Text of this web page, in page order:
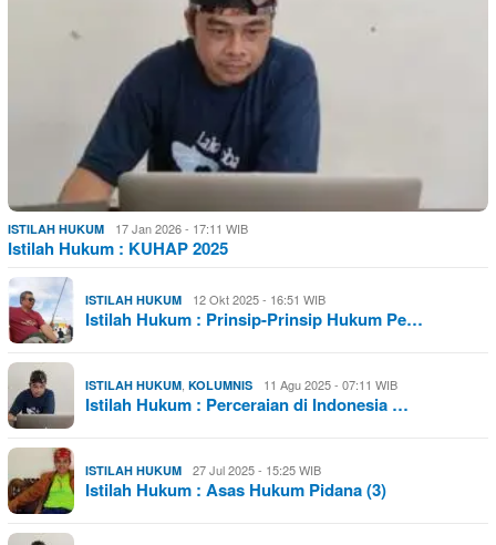
ISTILAH HUKUM 17 Jan 2026 - 17:11 WIB
Istilah Hukum : KUHAP 2025
ISTILAH HUKUM 12 Okt 2025 - 16:51 WIB
Istilah Hukum : Prinsip-Prinsip Hukum Pe…
ISTILAH HUKUM KOLUMNIS 11 Agu 2025 - 07:11 WIB
Istilah Hukum : Perceraian di Indonesia …
ISTILAH HUKUM 27 Jul 2025 - 15:25 WIB
Istilah Hukum : Asas Hukum Pidana (3)